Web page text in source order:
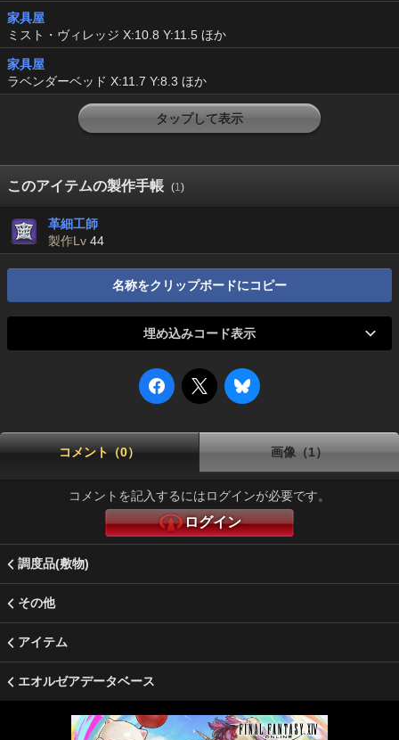
家具屋
ミスト・ヴィレッジ X:10.8 Y:11.5 ほか
家具屋
ラベンダーベッド X:11.7 Y:8.3 ほか
タップして表示
このアイテムの製作手帳 (1)
革細工師
製作Lv 44
名称をクリップボードにコピー
埋め込みコード表示
コメント（0） 画像（1）
コメントを記入するにはログインが必要です。
ログイン
調度品(敷物)
その他
アイテム
エオルゼアデータベース